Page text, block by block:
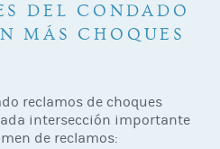
DEL CONDADO
MÁS CHOQUES
reclamos de choques
intersección importante
de reclamos: